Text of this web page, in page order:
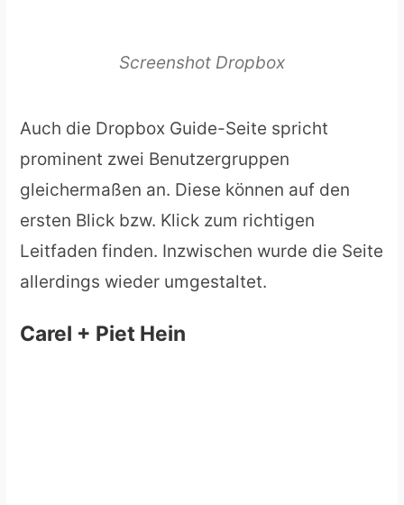
Screenshot Dropbox
Auch die Dropbox Guide-Seite spricht
prominent zwei Benutzergruppen
gleichermaßen an. Diese können auf den
ersten Blick bzw. Klick zum richtigen
Leitfaden finden. Inzwischen wurde die Seite
allerdings wieder umgestaltet.
Carel + Piet Hein